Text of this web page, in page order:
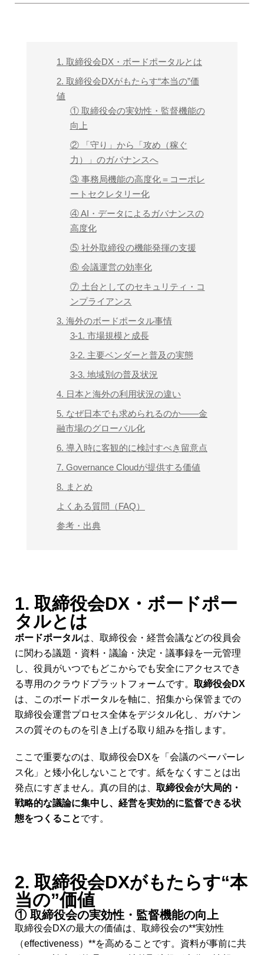
1. 取締役会DX・ボードポータルとは
2. 取締役会DXがもたらす“本当の”価
値
① 取締役会の実効性・監督機能の
向上
② 「守り」から「攻め（稼ぐ
力）」のガバナンスへ
③ 事務局機能の高度化＝コーポレ
ートセクレタリー化
④ AI・データによるガバナンスの
高度化
⑤ 社外取締役の機能発揮の支援
⑥ 会議運営の効率化
⑦ 土台としてのセキュリティ・コ
ンプライアンス
3. 海外のボードポータル事情
3-1. 市場規模と成長
3-2. 主要ベンダーと普及の実態
3-3. 地域別の普及状況
4. 日本と海外の利用状況の違い
5. なぜ日本でも求められるのか――金
融市場のグローバル化
6. 導入時に客観的に検討すべき留意点
7. Governance Cloudが提供する価値
8. まとめ
よくある質問（FAQ）
参考・出典
1. 取締役会DX・ボードポー
タルとは
ボードポータルは、取締役会・経営会議などの役員会
に関わる議題・資料・議論・決定・議事録を一元管理
し、役員がいつでもどこからでも安全にアクセスでき
る専用のクラウドプラットフォームです。 取締役会DX
は、このボードポータルを軸に、招集から保管までの
取締役会運営プロセス全体をデジタル化し、ガバナン
スの質そのものを引き上げる取り組みを指します。
ここで重要なのは、取締役会DXを「会議のペーパーレ
ス化」と矮小化しないことです。紙をなくすことは出
発点にすぎません。真の目的は、 取締役会が大局的・
戦略的な議論に集中し、経営を実効的に監督できる状
態をつくることです。
2. 取締役会DXがもたらす“本
当の”価値
① 取締役会の実効性・監督機能の向上
取締役会DXの最大の価値は、取締役会の**実効性
（effectiveness）**を高めることです。資料が事前に共